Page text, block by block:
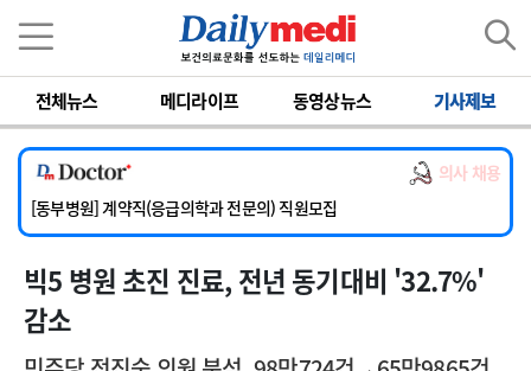
전체뉴스 메디라이프 동영상뉴스 기사제보
의사 채용
[서울아산병원] 2026년 하반기 인턴 모집
[영남대학교의료원] 마취통증의학과 임기제 임상의사 채용
[충남대학교병원] 소아청소년과(소아응급전담) 계약직 의사 공개채용
[동부병원] 계약직(응급의학과 전문의) 직원모집
[이대목동병원] 하반기 전공의(레지던트1년차) 모집
[서울아산병원] 2026년 하반기 인턴 모집
[영남대학교의료원] 마취통증의학과 임기제 임상의사 채용
빅5 병원 초진 진료, 전년 동기대비 '32.7%'
감소